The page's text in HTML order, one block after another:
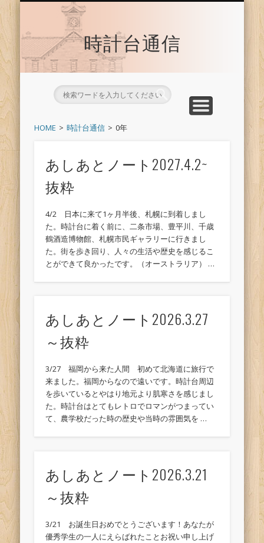
時計台通信
HOME 時計台通信 0年
あしあとノート2027.4.2~
抜粋
4/2 日本に来て1ヶ月半後、札幌に到着しまし
た。時計台に着く前に、二条市場、豊平川、千歳
鶴酒造博物館、札幌市民ギャラリーに行きまし
た。街を歩き回り、人々の生活や歴史を感じるこ
とができて良かったです。（オーストラリア） …
あしあとノート2026.3.27
～抜粋
3/27 福岡から来た人間 初めて北海道に旅行で
来ました。福岡からなので遠いです。時計台周辺
を歩いているとやはり地元より肌寒さを感じまし
た。時計台はとてもレトロでロマンがつまってい
て、農学校だった時の歴史や当時の雰囲気を …
あしあとノート2026.3.21
～抜粋
3/21 お誕生日おめでとうございます！あなたが
優秀学生の一人にえらばれたことお祝い申し上げ